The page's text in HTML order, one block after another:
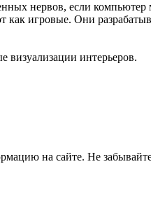
нервов, если
игровые. Они
визуализации интерьеров.
на сайте. Не забывайте